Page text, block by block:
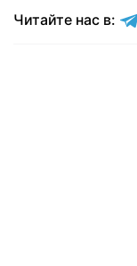
Читайте нас в: